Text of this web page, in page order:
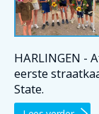
HARLINGEN -
eerste
State.